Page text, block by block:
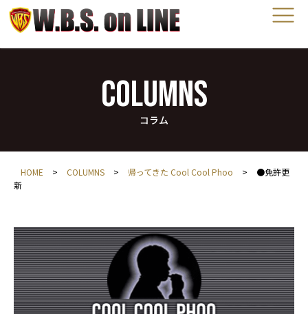
COLUMNS
コラム
HOME > COLUMNS > 帰ってきた Cool Cool Phoo >
●免許更
新